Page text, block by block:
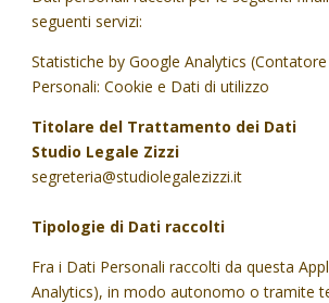
seguenti servizi:
Statistiche by Google Analytics
Personali: Cookie e Dati di utilizzo
Titolare del Trattamento dei Dati
Studio Legale Zizzi
segreteria@studiolegalezizzi.it
Tipologie di Dati raccolti
Fra i Dati Personali raccolti da questa
Analytics), in modo autonomo o tramite